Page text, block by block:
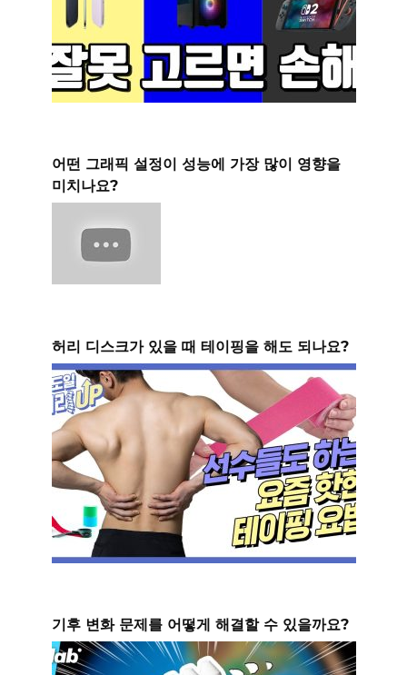
어떤 그래픽 설정이 성능에 가장 많이 영향을
미치나요?
허리 디스크가 있을 때 테이핑을 해도 되나요?
기후 변화 문제를 어떻게 해결할 수 있을까요?